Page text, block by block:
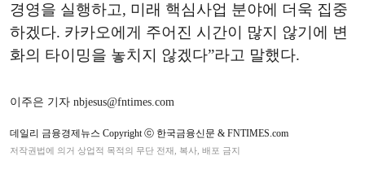
경영을 실행하고, 미래 핵심사업 분야에 더욱 집중
하겠다. 카카오에게 주어진 시간이 많지 않기에 변
화의 타이밍을 놓치지 않겠다”라고 말했다.
이주은 기자 nbjesus@fntimes.com
데일리 금융경제뉴스 Copyright ⓒ 한국금융신문 & FNTIMES.com
저작권법에 의거 상업적 목적의 무단 전재, 복사, 배포 금지